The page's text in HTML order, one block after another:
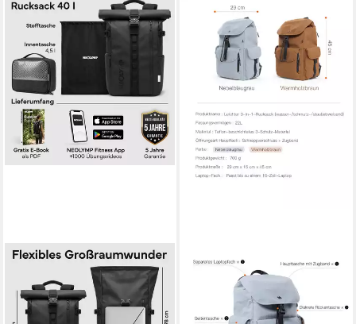
NEOLYMP
Rucksack Wasserdichter
Rolltop Backpack, Laptopfach,
Wet Case & Rückenzugriff,
INATECK
Laptoprucksack Leichter
Rucksack, wasserabweisend,
für 16-Zoll-Laptops